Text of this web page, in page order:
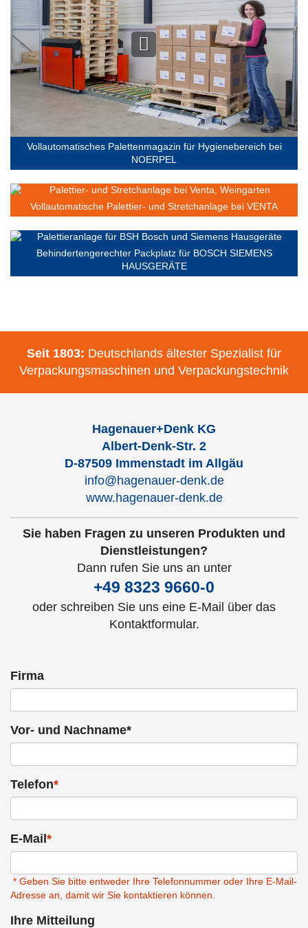
Vollautomatisches Palettenmagazin für Hygienebereich bei
NOERPEL
Vollautomatische Palettier- und Stretchanlage bei VENTA
Behindertengerechter Packplatz für BOSCH SIEMENS
HAUSGERÄTE
Seit 1803: Deutschlands ältester Spezialist für
Verpackungsmaschinen und Verpackungstechnik
Hagenauer+Denk KG
Albert-Denk-Str. 2
D-87509 Immenstadt im Allgäu
info@hagenauer-denk.de
www.hagenauer-denk.de
Sie haben Fragen zu unseren Produkten und
Dienstleistungen?
Dann rufen Sie uns an unter
+49 8323 9660-0
oder schreiben Sie uns eine E-Mail über das
Kontaktformular.
Firma
Vor- und Nachname*
Telefon*
E-Mail*
* Geben Sie bitte entweder Ihre Telefonnummer oder Ihre E-Mail-
Adresse an, damit wir Sie kontaktieren können.
Ihre Mitteilung